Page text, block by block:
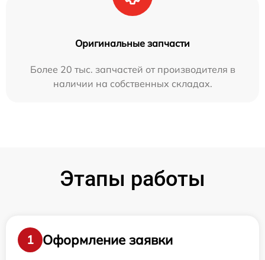
Оригинальные запчасти
Более 20 тыс. запчастей от производителя в
наличии на собственных складах.
Этапы работы
1
Оформление заявки